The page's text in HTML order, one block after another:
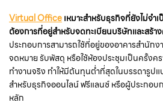
Virtual Officeเหมาะสำหรับธุรกิจที่ยังไม่จ
ต้องการที่อยู่สำหรับจดทะเบียนบริษัทและสร้า
ประกอบการสามารถใช้ที่อยู่ของอาคารสำนัก
จดหมาย รับพัสดุ หรือใช้ห้องประชุมเป็นครั้งคร
ทำงานจริง ทำให้มีต้นทุนต่ำที่สุดในบรรดารูป
สำหรับธุรกิจออนไลน์ ฟรีแลนซ์ หรือผู้ประกอบ
หลัก